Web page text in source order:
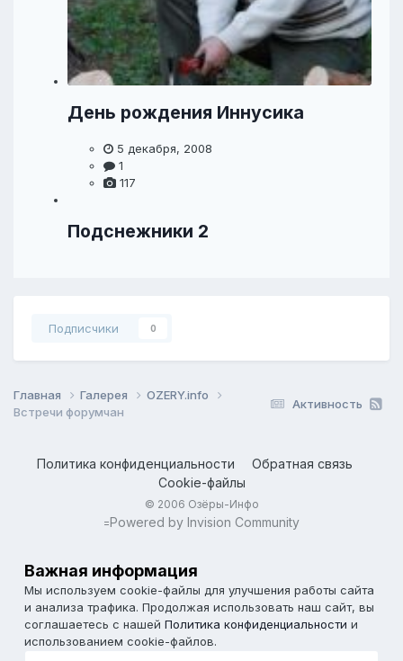
День рождения Иннусика
5 декабря, 2008
1
117
Подснежники 2
Подписчики 0
Активность
Главная Галерея
OZERY.info
Встречи форумчан
Политика конфиденциальности
Обратная связь
Cookie-файлы
© 2006 Озёры-Инфо
=Powered by Invision Community
Важная информация
Мы используем cookie-файлы для улучшения работы сайта
и анализа трафика. Продолжая использовать наш сайт, вы
соглашаетесь с нашей Политика конфиденциальности и
использованием cookie-файлов.